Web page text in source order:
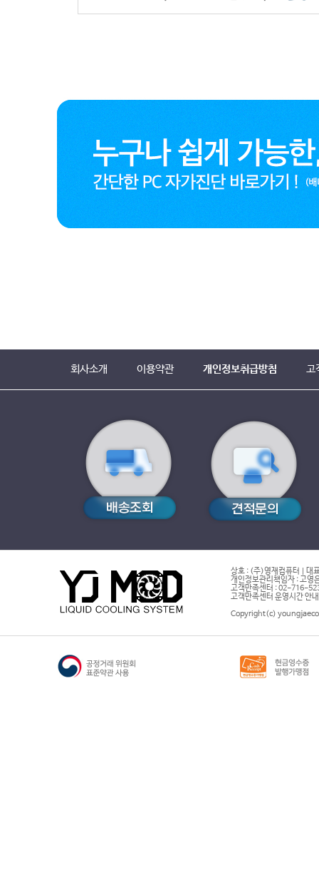
회사소개 이용약관 개인정보취급방침 고
상호 : (주)영재컴퓨터 | 대
개인정보관리책임자 : 고영
고객만족센터 : 02-716-
고객만족센터 운영시간 안
Copyright(c)